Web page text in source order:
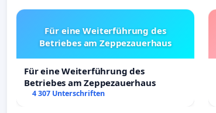
Für eine Weiterführung des
Betriebes am Zeppezauerhaus
Für eine Weiterführung des
Betriebes am Zeppezauerhaus
4 307 Unterschriften